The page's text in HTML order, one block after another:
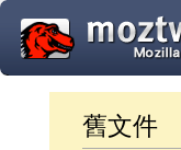
舊文件